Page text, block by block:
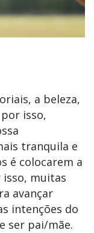
a beleza,
isso,
tranquila e
é colocarem a
muitas
avançar
intenções do
ser pai/mãe.